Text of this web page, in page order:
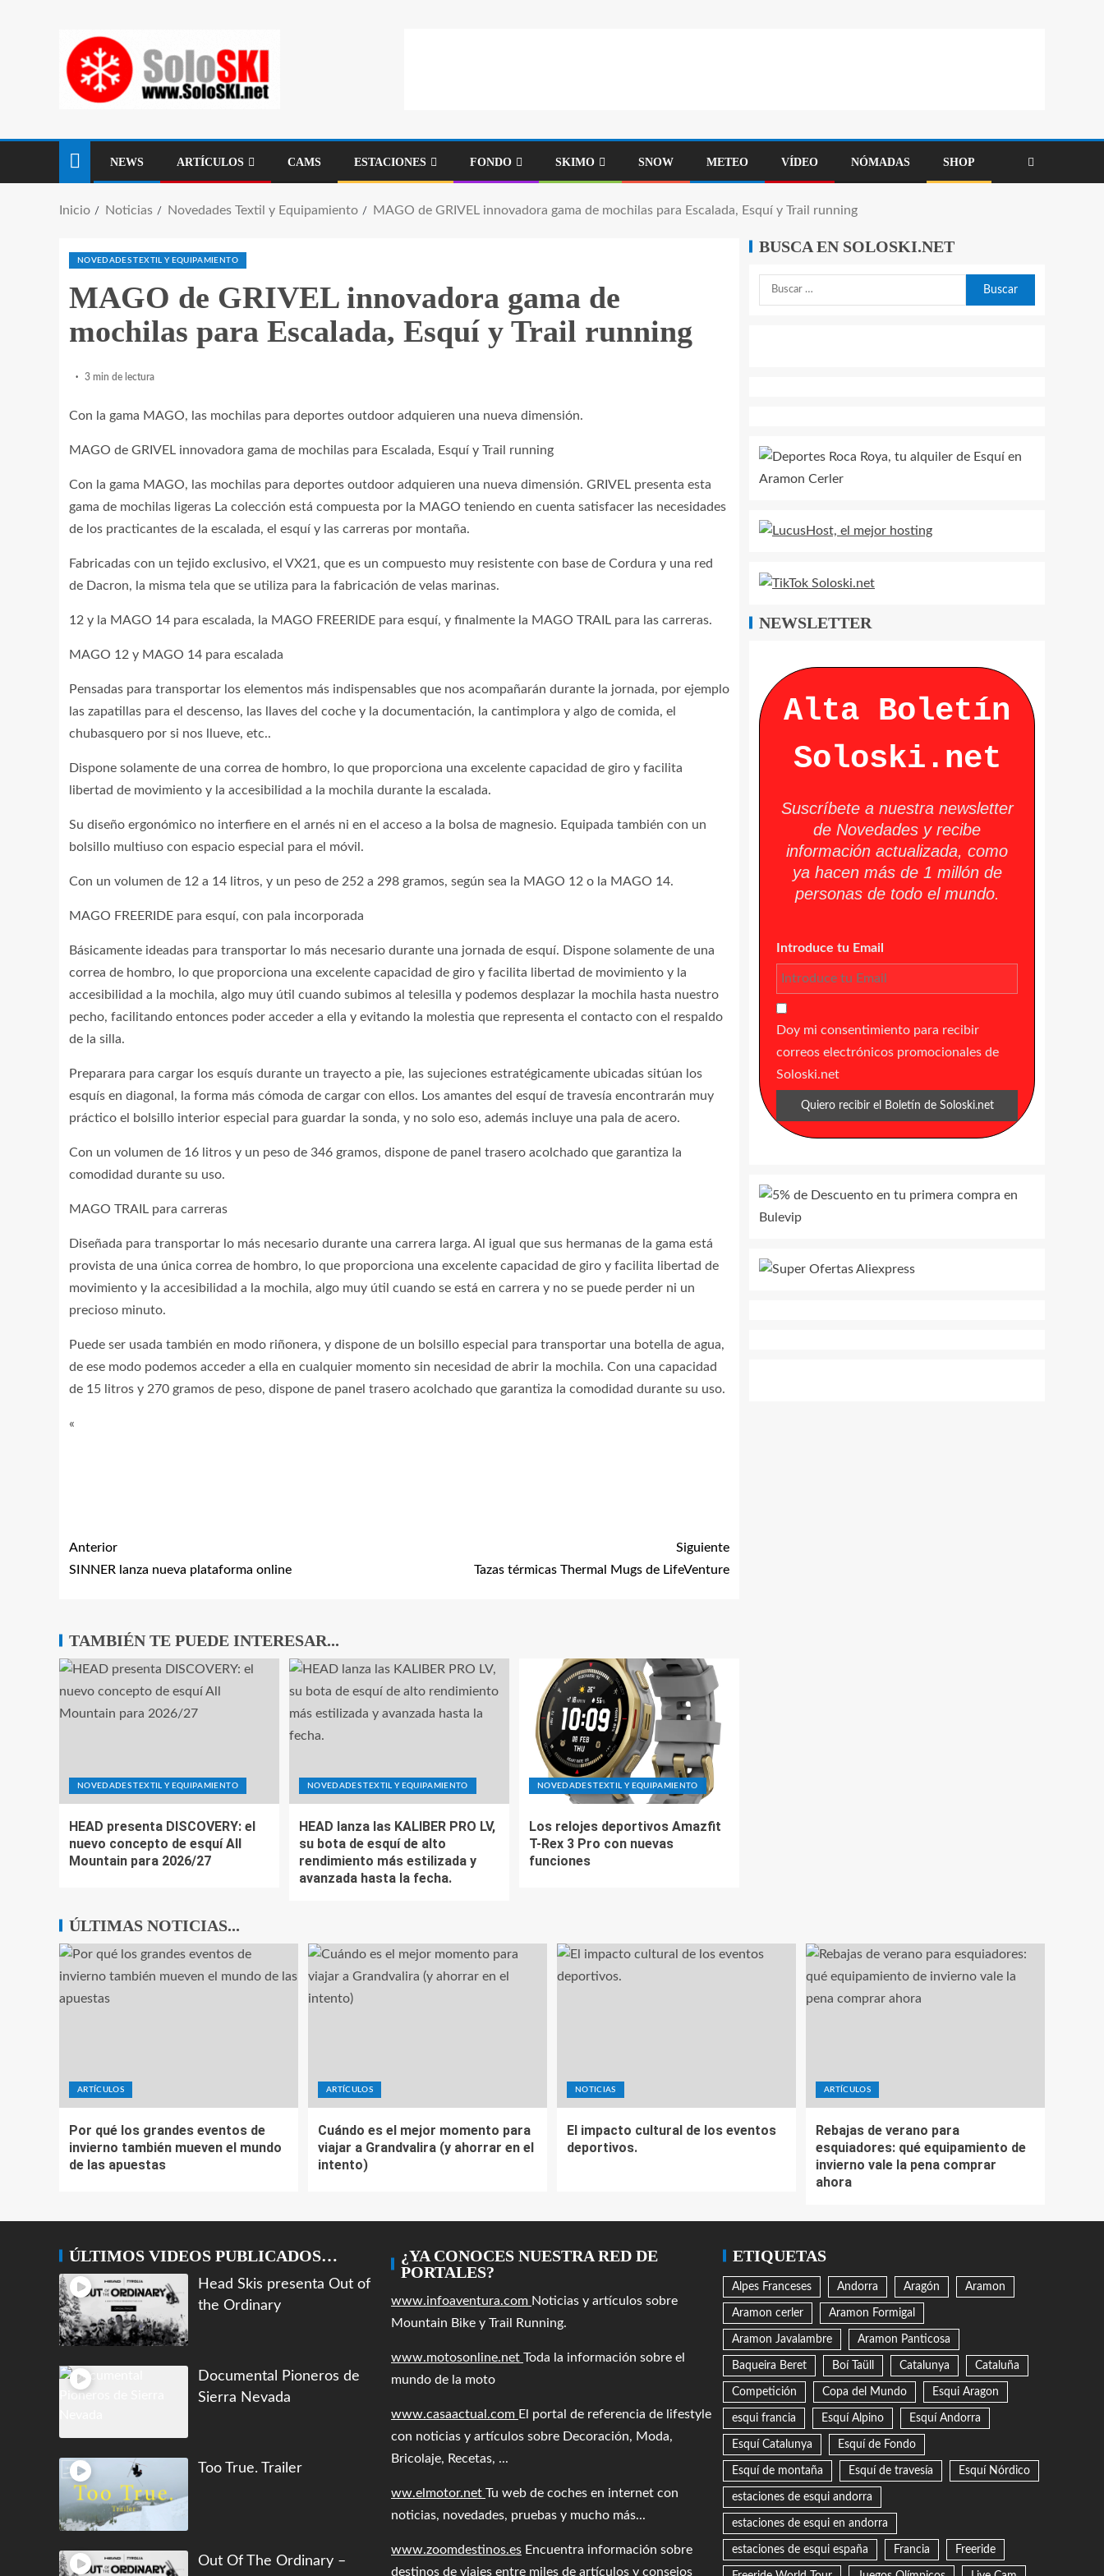
NEWS ARTÍCULOS CAMS ESTACIONES FONDO SKIMO SNOW METEO VÍDEO NÓMADAS SHOP
Inicio Noticias Novedades Textil y Equipamiento MAGO de GRIVEL innovadora gama de mochilas para Escalada, Esquí y Trail running
NOVEDADES TEXTIL Y EQUIPAMIENTO
MAGO de GRIVEL innovadora gama de
mochilas para Escalada, Esquí y Trail running
3 min de lectura
Con la gama MAGO, las mochilas para deportes outdoor adquieren una nueva dimensión.
MAGO de GRIVEL innovadora gama de mochilas para Escalada, Esquí y Trail running
Con la gama MAGO, las mochilas para deportes outdoor adquieren una nueva dimensión. GRIVEL presenta esta
gama de mochilas ligeras La colección está compuesta por la MAGO teniendo en cuenta satisfacer las necesidades
de los practicantes de la escalada, el esquí y las carreras por montaña.
Fabricadas con un tejido exclusivo, el VX21, que es un compuesto muy resistente con base de Cordura y una red
de Dacron, la misma tela que se utiliza para la fabricación de velas marinas.
12 y la MAGO 14 para escalada, la MAGO FREERIDE para esquí, y finalmente la MAGO TRAIL para las carreras.
MAGO 12 y MAGO 14 para escalada
Pensadas para transportar los elementos más indispensables que nos acompañarán durante la jornada, por ejemplo
las zapatillas para el descenso, las llaves del coche y la documentación, la cantimplora y algo de comida, el
chubasquero por si nos llueve, etc..
Dispone solamente de una correa de hombro, lo que proporciona una excelente capacidad de giro y facilita
libertad de movimiento y la accesibilidad a la mochila durante la escalada.
Su diseño ergonómico no interfiere en el arnés ni en el acceso a la bolsa de magnesio. Equipada también con un
bolsillo multiuso con espacio especial para el móvil.
Con un volumen de 12 a 14 litros, y un peso de 252 a 298 gramos, según sea la MAGO 12 o la MAGO 14.
MAGO FREERIDE para esquí, con pala incorporada
Básicamente ideadas para transportar lo más necesario durante una jornada de esquí. Dispone solamente de una
correa de hombro, lo que proporciona una excelente capacidad de giro y facilita libertad de movimiento y la
accesibilidad a la mochila, algo muy útil cuando subimos al telesilla y podemos desplazar la mochila hasta nuestro
pecho, facilitando entonces poder acceder a ella y evitando la molestia que representa el contacto con el respaldo
de la silla.
Preparara para cargar los esquís durante un trayecto a pie, las sujeciones estratégicamente ubicadas sitúan los
esquís en diagonal, la forma más cómoda de cargar con ellos. Los amantes del esquí de travesía encontrarán muy
práctico el bolsillo interior especial para guardar la sonda, y no solo eso, además incluye una pala de acero.
Con un volumen de 16 litros y un peso de 346 gramos, dispone de panel trasero acolchado que garantiza la
comodidad durante su uso.
MAGO TRAIL para carreras
Diseñada para transportar lo más necesario durante una carrera larga. Al igual que sus hermanas de la gama está
provista de una única correa de hombro, lo que proporciona una excelente capacidad de giro y facilita libertad de
movimiento y la accesibilidad a la mochila, algo muy útil cuando se está en carrera y no se puede perder ni un
precioso minuto.
Puede ser usada también en modo riñonera, y dispone de un bolsillo especial para transportar una botella de agua,
de ese modo podemos acceder a ella en cualquier momento sin necesidad de abrir la mochila. Con una capacidad
de 15 litros y 270 gramos de peso, dispone de panel trasero acolchado que garantiza la comodidad durante su uso.
«
Anterior
SINNER lanza nueva plataforma online
Siguiente
Tazas térmicas Thermal Mugs de LifeVenture
TAMBIÉN TE PUEDE INTERESAR...
NOVEDADES TEXTIL Y EQUIPAMIENTO
HEAD presenta DISCOVERY: el
nuevo concepto de esquí All
Mountain para 2026/27
NOVEDADES TEXTIL Y EQUIPAMIENTO
HEAD lanza las KALIBER PRO LV,
su bota de esquí de alto
rendimiento más estilizada y
avanzada hasta la fecha.
NOVEDADES TEXTIL Y EQUIPAMIENTO
Los relojes deportivos Amazfit
T-Rex 3 Pro con nuevas
funciones
BUSCA EN SOLOSKI.NET
NEWSLETTER
Alta Boletín
Soloski.net
Suscríbete a nuestra newsletter
de Novedades y recibe
información actualizada, como
ya hacen más de 1 millón de
personas de todo el mundo.
Introduce tu Email
Doy mi consentimiento para recibir
correos electrónicos promocionales de
Soloski.net
ÚLTIMAS NOTICIAS...
ARTÍCULOS
Por qué los grandes eventos de
invierno también mueven el mundo
de las apuestas
ARTÍCULOS
Cuándo es el mejor momento para
viajar a Grandvalira (y ahorrar en el
intento)
NOTICIAS
El impacto cultural de los eventos
deportivos.
ARTÍCULOS
Rebajas de verano para
esquiadores: qué equipamiento de
invierno vale la pena comprar
ahora
ÚLTIMOS VIDEOS PUBLICADOS…
Head Skis presenta Out of
the Ordinary
Documental Pioneros de
Sierra Nevada
Too True. Trailer
Out Of The Ordinary –
¿YA CONOCES NUESTRA RED DE
PORTALES?
www.infoaventura.com Noticias y artículos sobre
Mountain Bike y Trail Running.
www.motosonline.net Toda la información sobre el
mundo de la moto
www.casaactual.com El portal de referencia de lifestyle
con noticias y artículos sobre Decoración, Moda,
Bricolaje, Recetas, ...
ww.elmotor.net Tu web de coches en internet con
noticias, novedades, pruebas y mucho más...
www.zoomdestinos.es Encuentra información sobre
destinos de viajes entre miles de artículos y consejos
ETIQUETAS
Alpes Franceses Andorra Aragón Aramon
Aramon cerler Aramon Formigal
Aramon Javalambre Aramon Panticosa
Baqueira Beret Boí Taüll Catalunya Cataluña
Competición Copa del Mundo Esqui Aragon
esqui francia Esquí Alpino Esquí Andorra
Esquí Catalunya Esquí de Fondo
Esquí de montaña Esquí de travesía Esquí Nórdico
estaciones de esqui andorra
estaciones de esqui en andorra
estaciones de esqui españa Francia Freeride